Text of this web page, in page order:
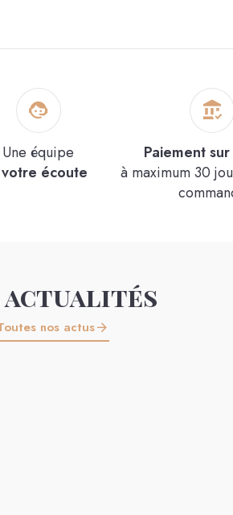
Galettes « Grand-mère »
12x250g
Une équipe
écoute
Paiement
à maximum 30
actualités
nos actus